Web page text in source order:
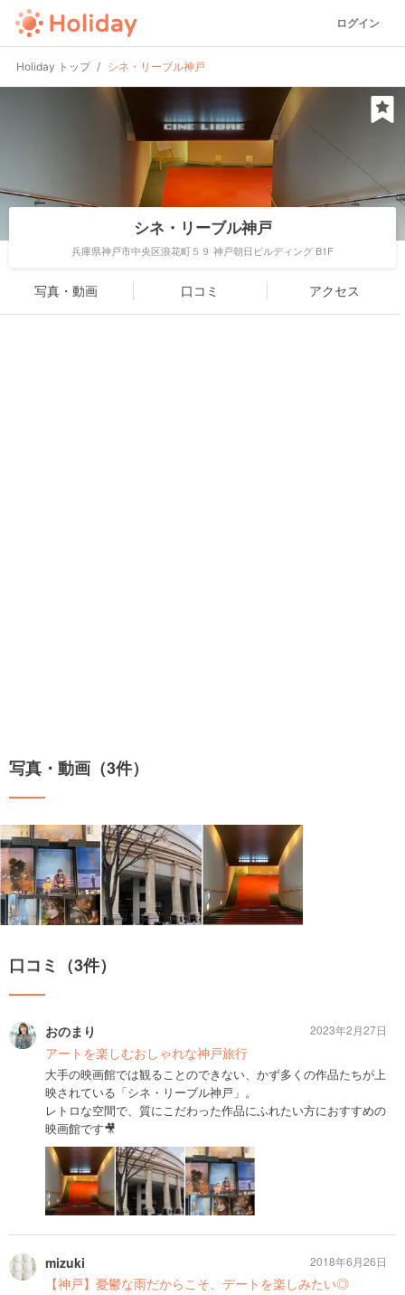
ログイン
Holiday トップ シネ・リーブル神戸
シネ・リーブル神戸
兵庫県神戸市中央区浪花町５９ 神戸朝日ビルディング B1F
写真・動画 口コミ アクセス
写真・動画（3件）
口コミ（3件）
おのまり
アートを楽しむおしゃれな神戸旅行
大手の映画館では観ることのできない、かず多くの作品たちが上
映されている「シネ・リーブル神戸」。
レトロな空間で、質にこだわった作品にふれたい方におすすめの
映画館です🎥
2023年2月27日
mizuki
【神戸】憂鬱な雨だからこそ、デートを楽しみたい◎
2018年6月26日